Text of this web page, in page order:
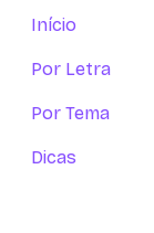
Início
Por Letra
Por Tema
Dicas